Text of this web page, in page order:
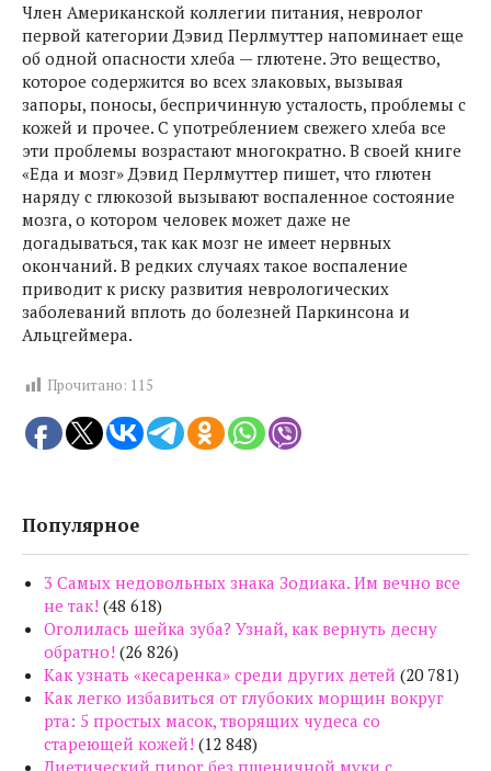
Член Американской коллегии питания, невролог
первой категории Дэвид Перлмуттер напоминает еще
об одной опасности хлеба — глютене. Это вещество,
которое содержится во всех злаковых, вызывая
запоры, поносы, беспричинную усталость, проблемы с
кожей и прочее. С употреблением свежего хлеба все
эти проблемы возрастают многократно. В своей книге
«Еда и мозг» Дэвид Перлмуттер пишет, что глютен
наряду с глюкозой вызывают воспаленное состояние
мозга, о котором человек может даже не
догадываться, так как мозг не имеет нервных
окончаний. В редких случаях такое воспаление
приводит к риску развития неврологических
заболеваний вплоть до болезней Паркинсона и
Альцгеймера.
Прочитано: 115
Популярное
3 Самых недовольных знака Зодиака. Им вечно все
не так! (48 618)
Оголилась шейка зуба? Узнай, как вернуть десну
обратно! (26 826)
Как узнать «кесаренка» среди других детей (20 781)
Как легко избавиться от глубоких морщин вокруг
рта: 5 простых масок, творящих чудеса со
стареющей кожей! (12 848)
Диетический пирог без пшеничной муки с